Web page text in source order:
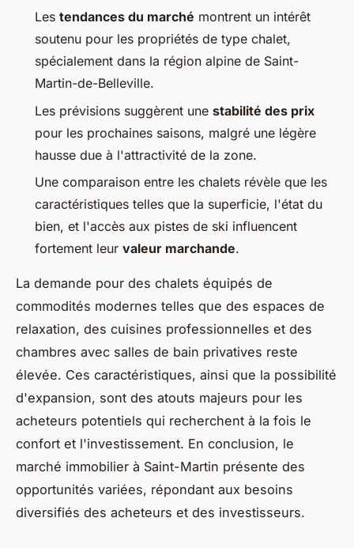
Les tendances du marché montrent un intérêt
soutenu pour les propriétés de type chalet,
spécialement dans la région alpine de Saint-
Martin-de-Belleville.
Les prévisions suggèrent une stabilité des prix
pour les prochaines saisons, malgré une légère
hausse due à l'attractivité de la zone.
Une comparaison entre les chalets révèle que les
caractéristiques telles que la superficie, l'état du
bien, et l'accès aux pistes de ski influencent
fortement leur valeur marchande.
La demande pour des chalets équipés de
commodités modernes telles que des espaces de
relaxation, des cuisines professionnelles et des
chambres avec salles de bain privatives reste
élevée. Ces caractéristiques, ainsi que la possibilité
d'expansion, sont des atouts majeurs pour les
acheteurs potentiels qui recherchent à la fois le
confort et l'investissement. En conclusion, le
marché immobilier à Saint-Martin présente des
opportunités variées, répondant aux besoins
diversifiés des acheteurs et des investisseurs.